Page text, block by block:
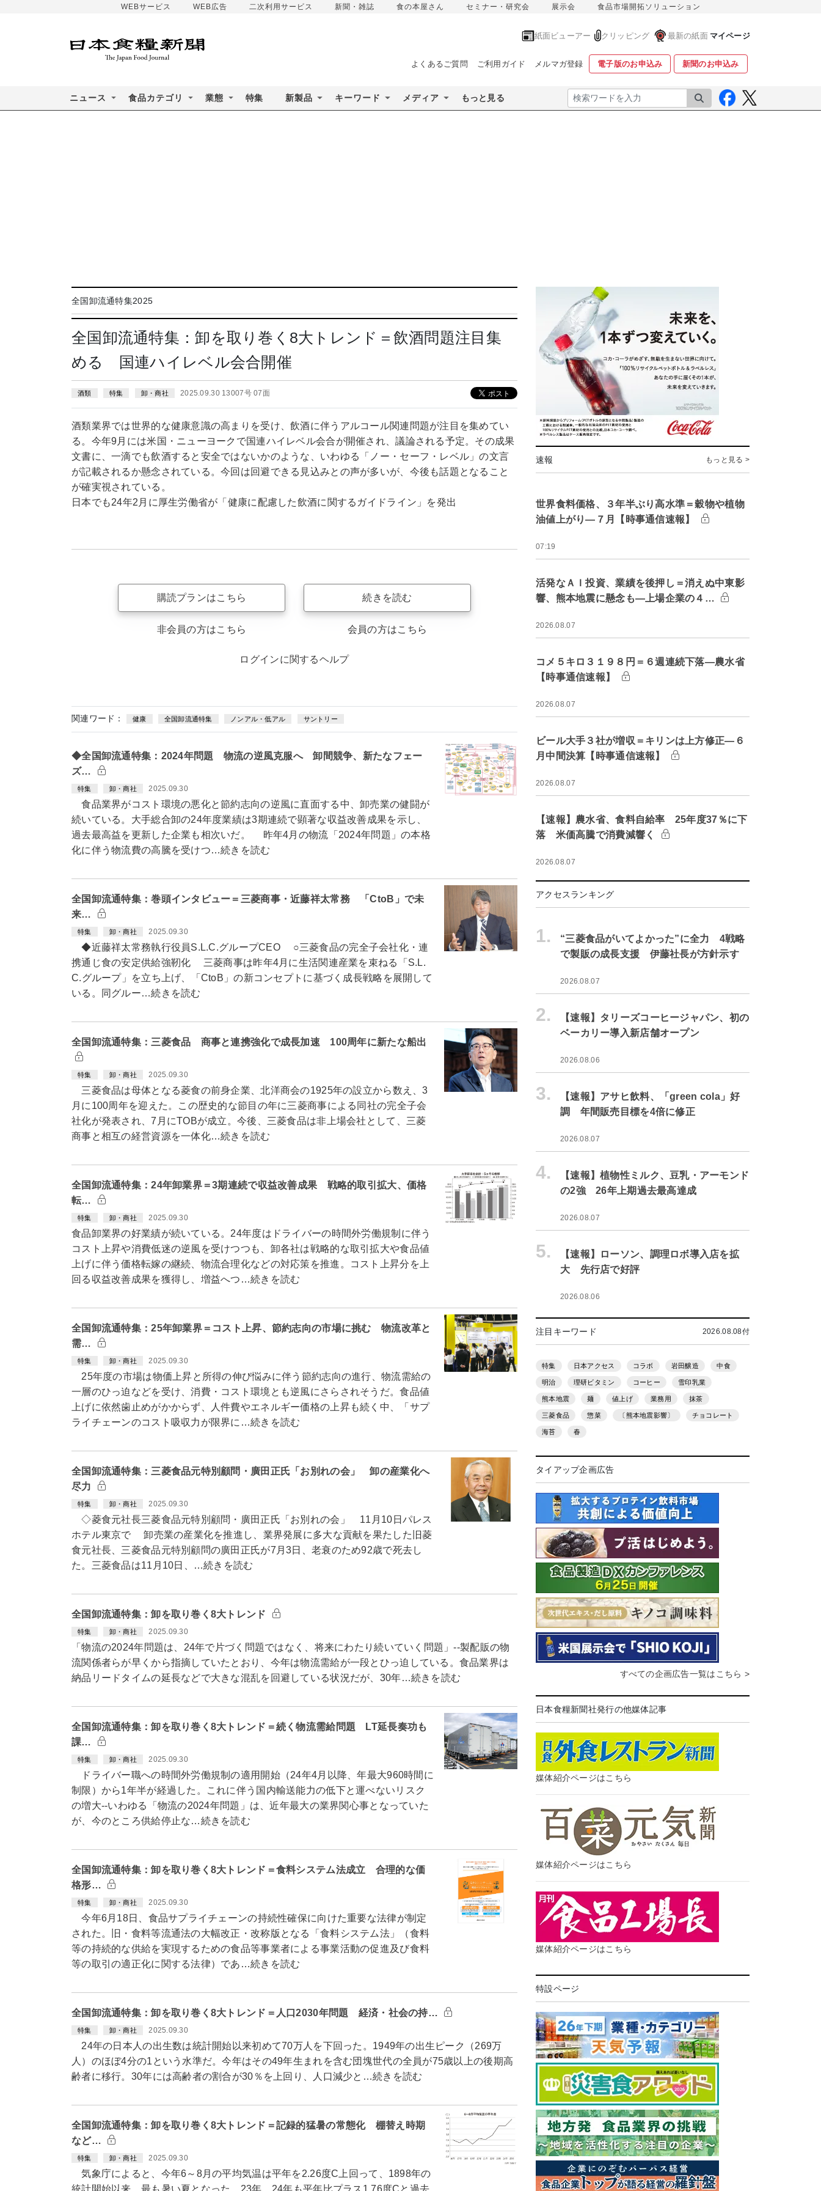
WEBサービス WEB広告 二次利用サービス 新聞・雑誌 食の本屋さん セミナー・研究会 展示会 食品市場開拓ソリューション
紙面ビューアー クリッピング 最新の紙面 マイページ
よくあるご質問 ご利用ガイド メルマガ登録 電子版のお申込み 新聞のお申込み
ニュース 食品カテゴリ 業態 特集 新製品 キーワード メディア もっと見る 検索
全国卸流通特集2025
全国卸流通特集：卸を取り巻く8大トレンド＝飲酒問題注目集
める 国連ハイレベル会合開催
酒類 特集 卸・商社 2025.09.30 13007号 07面
酒類業界では世界的な健康意識の高まりを受け、飲酒に伴うアルコール関連問題が注目を集めてい
る。今年9月には米国・ニューヨークで国連ハイレベル会合が開催され、議論される予定。その成果
文書に、一滴でも飲酒すると安全ではないかのような、いわゆる「ノー・セーフ・レベル」の文言
が記載されるか懸念されている。今回は回避できる見込みとの声が多いが、今後も話題となること
が確実視されている。
日本でも24年2月に厚生労働省が「健康に配慮した飲酒に関するガイドライン」を発出
購読プランはこちら
非会員の方はこちら
続きを読む
会員の方はこちら
ログインに関するヘルプ
関連ワード： 健康 全国卸流通特集 ノンアル・低アル サントリー
◆全国卸流通特集：2024年問題 物流の逆風克服へ 卸間競争、新たなフェー
ズ…
特集 卸・商社 2025.09.30
食品業界がコスト環境の悪化と節約志向の逆風に直面する中、卸売業の健闘が
続いている。大手総合卸の24年度業績は3期連続で顕著な収益改善成果を示し、
過去最高益を更新した企業も相次いだ。 昨年4月の物流「2024年問題」の本格
化に伴う物流費の高騰を受けつ…続きを読む
全国卸流通特集：巻頭インタビュー＝三菱商事・近藤祥太常務 「CtoB」で未
来…
特集 卸・商社 2025.09.30
◆近藤祥太常務執行役員S.L.C.グループCEO ○三菱食品の完全子会社化・連
携通じ食の安定供給強靭化 三菱商事は昨年4月に生活関連産業を束ねる「S.L.
C.グループ」を立ち上げ、「CtoB」の新コンセプトに基づく成長戦略を展開して
いる。同グルー…続きを読む
全国卸流通特集：三菱食品 商事と連携強化で成長加速 100周年に新たな船出
特集 卸・商社 2025.09.30
三菱食品は母体となる菱食の前身企業、北洋商会の1925年の設立から数え、3
月に100周年を迎えた。この歴史的な節目の年に三菱商事による同社の完全子会
社化が発表され、7月にTOBが成立。今後、三菱食品は非上場会社として、三菱
商事と相互の経営資源を一体化…続きを読む
全国卸流通特集：24年卸業界＝3期連続で収益改善成果 戦略的取引拡大、価格
転…
特集 卸・商社 2025.09.30
食品卸業界の好業績が続いている。24年度はドライバーの時間外労働規制に伴う
コスト上昇や消費低迷の逆風を受けつつも、卸各社は戦略的な取引拡大や食品値
上げに伴う価格転嫁の継続、物流合理化などの対応策を推進。コスト上昇分を上
回る収益改善成果を獲得し、増益へつ…続きを読む
全国卸流通特集：25年卸業界＝コスト上昇、節約志向の市場に挑む 物流改革と
需…
特集 卸・商社 2025.09.30
25年度の市場は物価上昇と所得の伸び悩みに伴う節約志向の進行、物流需給の
一層のひっ迫などを受け、消費・コスト環境とも逆風にさらされそうだ。食品値
上げに依然歯止めがかからず、人件費やエネルギー価格の上昇も続く中、「サプ
ライチェーンのコスト吸収力が限界に…続きを読む
全国卸流通特集：三菱食品元特別顧問・廣田正氏「お別れの会」 卸の産業化へ
尽力
特集 卸・商社 2025.09.30
◇菱食元社長三菱食品元特別顧問・廣田正氏「お別れの会」 11月10日パレス
ホテル東京で 卸売業の産業化を推進し、業界発展に多大な貢献を果たした旧菱
食元社長、三菱食品元特別顧問の廣田正氏が7月3日、老衰のため92歳で死去し
た。三菱食品は11月10日、…続きを読む
全国卸流通特集：卸を取り巻く8大トレンド
特集 卸・商社 2025.09.30
「物流の2024年問題は、24年で片づく問題ではなく、将来にわたり続いていく問題」--製配販の物
流関係者らが早くから指摘していたとおり、今年は物流需給が一段とひっ迫している。食品業界は
納品リードタイムの延長などで大きな混乱を回避している状況だが、30年…続きを読む
全国卸流通特集：卸を取り巻く8大トレンド＝続く物流需給問題 LT延長奏功も
課…
特集 卸・商社 2025.09.30
ドライバー職への時間外労働規制の適用開始（24年4月以降、年最大960時間に
制限）から1年半が経過した。これに伴う国内輸送能力の低下と運べないリスク
の増大--いわゆる「物流の2024年問題」は、近年最大の業界関心事となっていた
が、今のところ供給停止な…続きを読む
全国卸流通特集：卸を取り巻く8大トレンド＝食料システム法成立 合理的な価
格形…
特集 卸・商社 2025.09.30
今年6月18日、食品サプライチェーンの持続性確保に向けた重要な法律が制定
された。旧・食料等流通法の大幅改正・改称版となる「食料システム法」（食料
等の持続的な供給を実現するための食品等事業者による事業活動の促進及び食料
等の取引の適正化に関する法律）であ…続きを読む
全国卸流通特集：卸を取り巻く8大トレンド＝人口2030年問題 経済・社会の持…
特集 卸・商社 2025.09.30
24年の日本人の出生数は統計開始以来初めて70万人を下回った。1949年の出生ピーク（269万
人）のほぼ4分の1という水準だ。今年はその49年生まれを含む団塊世代の全員が75歳以上の後期高
齢者に移行。30年には高齢者の割合が30％を上回り、人口減少と…続きを読む
全国卸流通特集：卸を取り巻く8大トレンド＝記録的猛暑の常態化 棚替え時期
など…
特集 卸・商社 2025.09.30
気象庁によると、今年6～8月の平均気温は平年を2.26度C上回って、1898年の
統計開始以来、最も暑い夏となった。23年、24年も平年比プラス1.76度Cと過去
速報 もっと見る >
世界食料価格、３年半ぶり高水準＝穀物や植物
油値上がり―７月【時事通信速報】
07:19
活発なＡＩ投資、業績を後押し＝消えぬ中東影
響、熊本地震に懸念も―上場企業の４…
2026.08.07
コメ５キロ３１９８円＝６週連続下落―農水省
【時事通信速報】
2026.08.07
ビール大手３社が増収＝キリンは上方修正―６
月中間決算【時事通信速報】
2026.08.07
【速報】農水省、食料自給率 25年度37％に下
落 米価高騰で消費減響く
2026.08.07
アクセスランキング
1.
“三菱食品がいてよかった”に全力 4戦略
で製販の成長支援 伊藤社長が方針示す
2026.08.07
2.
【速報】タリーズコーヒージャパン、初の
ベーカリー導入新店舗オープン
2026.08.06
3.
【速報】アサヒ飲料、「green cola」好
調 年間販売目標を4倍に修正
2026.08.07
4.
【速報】植物性ミルク、豆乳・アーモンド
の2強 26年上期過去最高達成
2026.08.07
5.
【速報】ローソン、調理ロボ導入店を拡
大 先行店で好評
2026.08.06
注目キーワード 2026.08.08付
特集 日本アクセス コラボ 岩田醸造 中食
明治 理研ビタミン コーヒー 雪印乳業
熊本地震 麺 値上げ 業務用 抹茶
三菱食品 惣菜 〔熊本地震影響〕 チョコレート
海苔 春
タイアップ企画広告
すべての企画広告一覧はこちら >
日本食糧新聞社発行の他媒体記事
媒体紹介ページはこちら
媒体紹介ページはこちら
媒体紹介ページはこちら
特設ページ